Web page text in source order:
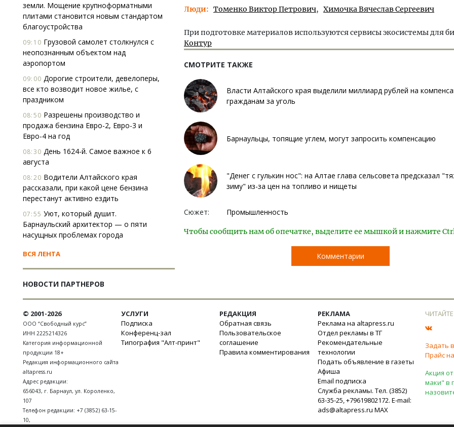
земли. Мощение крупноформатными
плитами становится новым стандартом
благоустройства
09:10 Грузовой самолет столкнулся с
неопознанным объектом над
аэропортом
09:00 Дорогие строители, девелоперы,
все кто возводит новое жилье, с
праздником
08:50 Разрешены производство и
продажа бензина Евро-2, Евро-3 и
Евро-4 на год
08:30 День 1624-й. Самое важное к 6
августа
08:20 Водители Алтайского края
рассказали, при какой цене бензина
перестанут активно ездить
07:55 Уют, который душит.
Барнаульский архитектор — о пяти
насущных проблемах города
ВСЯ ЛЕНТА
НОВОСТИ ПАРТНЕРОВ
Люди Томенко Виктор Петрович Химочка Вячеслав Сергеевич
При подготовке материалов используются сервисы экосистемы для
Контур
СМОТРИТЕ ТАКЖЕ
Власти Алтайского края выделили миллиард рублей на
гражданам за уголь
Барнаульцы, топящие углем, могут запросить компенсацию
"Денег с гулькин нос": на Алтае глава сельсовета предсказал
зиму" из-за цен на топливо и нищеты
Сюжет: Промышленность
Чтобы сообщить нам об опечатке, выделите ее мышкой и нажмите
Комментарии
© 2001-2026
ООО “Свободный курс”
ИНН 2225214326
Категория информационной
продукции 18+
Редакция информационного сайта
altapress.ru
Адрес редакции:
656043, г. Барнаул, ул. Короленко,
107
Телефон редакции: +7 (3852) 63-15-
10,
УСЛУГИ
Подписка
Конференц-зал
Типография "Алт-принт"
РЕДАКЦИЯ
Обратная связь
Пользовательское
соглашение
Правила комментирования
РЕКЛАМА
Реклама на altapress.ru
Отдел рекламы в ТГ
Рекомендательные
технологии
Подать объявление в газеты
Афиша
Email подписка
Служба рекламы. Тел. (3852)
63-35-25, +79619802172. E-mail:
ads@altapress.ru MAX
Задать
Прайс
Акция
маки" в